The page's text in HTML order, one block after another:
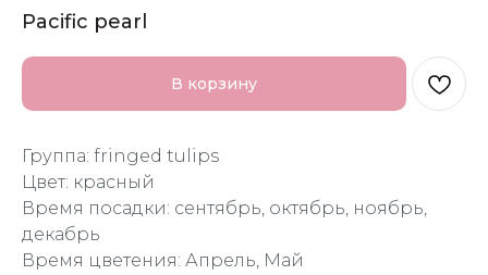
Pacific pearl
В корзину
Группа: fringed tulips
Цвет: красный
Время посадки: сентябрь, октябрь, ноябрь,
декабрь
Время цветения: Апрель, Май